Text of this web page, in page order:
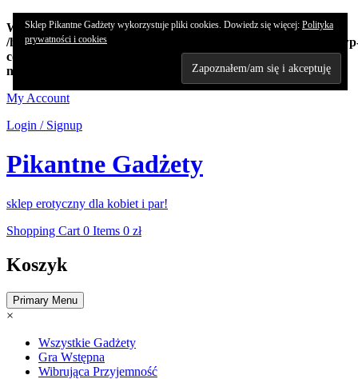
Warning: Undefined array key "edn_subs_nonce_field" in
/home/koncert/domains/pikantnehistorie.pl/public_html/sklep/
content/plugins/8-degree-notification-bar/8degree-
notification.php
Skip
content
My Account
Login / Signup
Pikantne Gadżety
sklep erotyczny dla kobiet i par!
Shopping Cart 0 Items 0 zł
Koszyk
Primary Menu
×
Wszystkie Gadżety
Gra Wstępna
Wibrująca Przyjemność
Sklep Pikantne Gadżety wykorzystuje pliki cookies. Dowiedz się więcej: Polityka
prywatności i cookies